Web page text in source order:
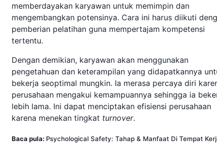
memberdayakan karyawan untuk memimpin dan
mengembangkan potensinya. Cara ini harus diikuti
pemberian pelatihan guna mempertajam kompetensi
tertentu.
Dengan demikian, karyawan akan menggunakan
pengetahuan dan keterampilan yang didapatkannya
bekerja seoptimal mungkin. Ia merasa percaya diri
perusahaan mengakui kemampuannya sehingga ia
lebih lama. Ini dapat menciptakan efisiensi perusahaan
karena menekan tingkat turnover.
Baca pula: Psychological Safety: Tahap & Manfaat Di Tempat